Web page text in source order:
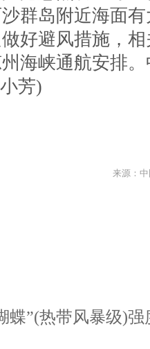
群岛附近海面
好避风措施，
海峡通航安排。
芳)
来源：
蝶”(热带风暴级)